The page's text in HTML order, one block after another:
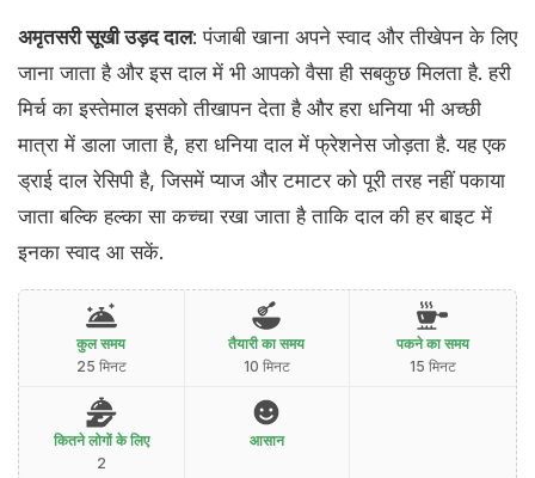
अमृतसरी सूखी उड़द दाल: पंजाबी खाना अपने स्वाद और तीखेपन के लिए
जाना जाता है और इस दाल में भी आपको वैसा ही सबकुछ मिलता है. हरी
मिर्च का इस्तेमाल इसको तीखापन देता है और हरा धनिया भी अच्छी
मात्रा में डाला जाता है, हरा धनिया दाल में फ्रेशनेस जोड़ता है. यह एक
ड्राई दाल रेसिपी है, जिसमें प्याज और टमाटर को पूरी तरह नहीं पकाया
जाता बल्कि हल्का सा कच्चा रखा जाता है ताकि दाल की हर बाइट में
इनका स्वाद आ सकें.
कुल समय
25 मिनट
तैयारी का समय
10 मिनट
पकने का समय
15 मिनट
कितने लोगों के लिए
2
आसान